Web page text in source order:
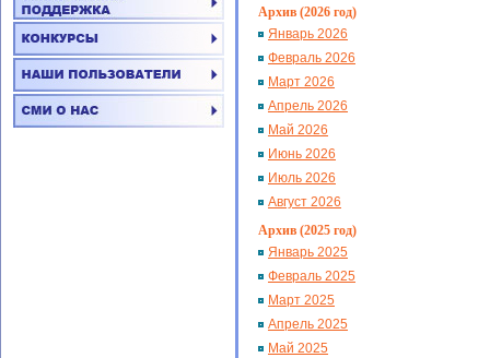
Архив (2026 год)
Январь 2026
Февраль 2026
Март 2026
Апрель 2026
Май 2026
Июнь 2026
Июль 2026
Август 2026
Архив (2025 год)
Январь 2025
Февраль 2025
Март 2025
Апрель 2025
Май 2025